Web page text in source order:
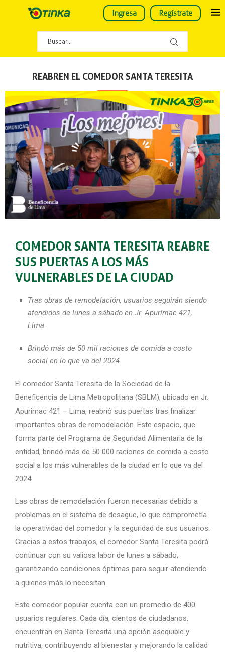
Ingresa Regístrate
REABREN EL COMEDOR SANTA TERESITA
COMEDOR SANTA TERESITA REABRE
SUS PUERTAS A LOS MÁS
VULNERABLES DE LA CIUDAD
Tras obras de remodelación, usuarios seguirán siendo
atendidos de lunes a sábado en Jr. Apurímac 421,
Lima.
Brindó más de 50 mil raciones de comida a costo
social en lo que va del 2024.
El comedor Santa Teresita de la Sociedad de la
Beneficencia de Lima Metropolitana (SBLM), ubicado en Jr.
Apurímac 421 – Lima, reabrió sus puertas tras finalizar
importantes obras de remodelación. Este espacio, que
forma parte del Programa de Seguridad Alimentaria de la
entidad, brindó más de 50 000 raciones de comida a costo
social a los más vulnerables de la ciudad en lo que va del
2024.
Las obras de remodelación fueron necesarias debido a
problemas en el sistema de desagüe, lo que comprometía
la operatividad del comedor y la seguridad de sus usuarios.
Gracias a estos trabajos, el comedor Santa Teresita podrá
continuar con su valiosa labor de lunes a sábado,
garantizando condiciones óptimas para seguir atendiendo
a quienes más lo necesitan.
Este comedor popular cuenta con un promedio de 400
usuarios regulares. Cada día, cientos de ciudadanos,
encuentran en Santa Teresita una opción asequible y
nutritiva, contribuyendo al bienestar y mejorando la calidad